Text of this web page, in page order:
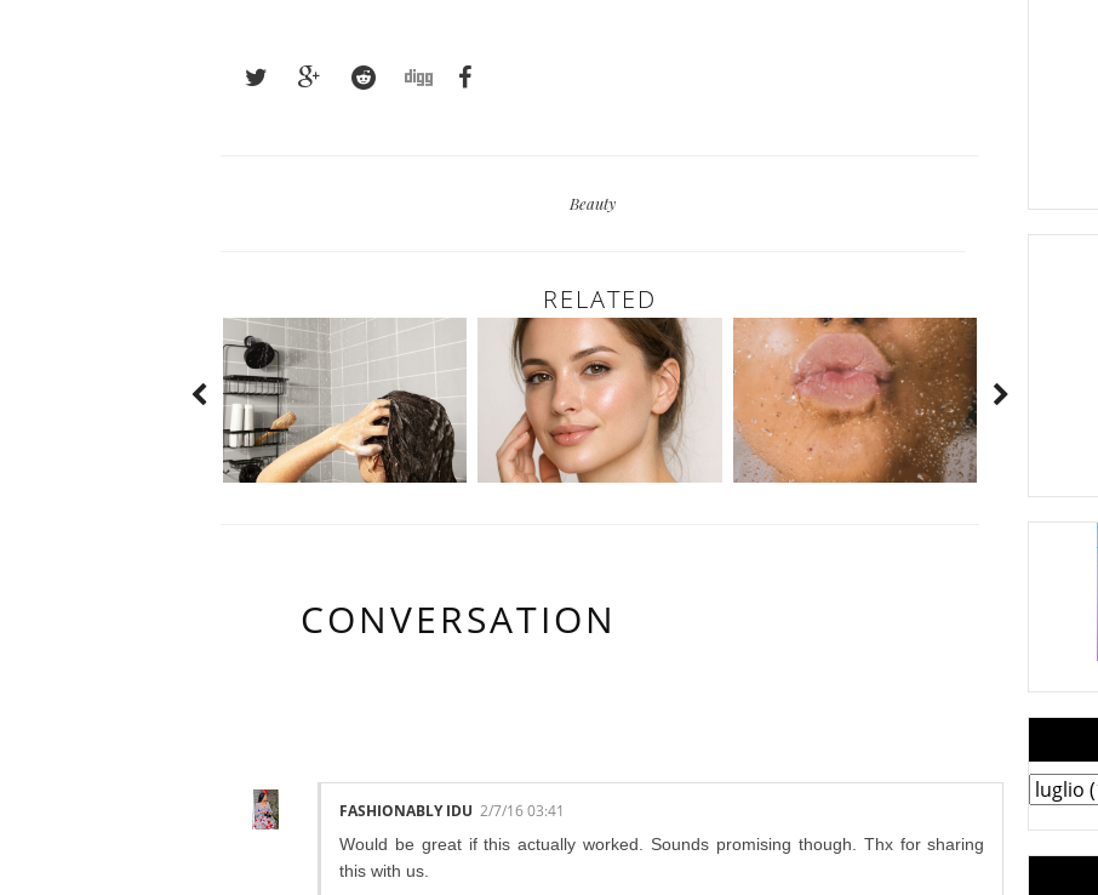
Beauty
RELATED
CONVERSATION
FASHIONABLY IDU 2/7/16 03:41
Would be great if this actually worked. Sounds promising though. Thx for sharing
this with us.